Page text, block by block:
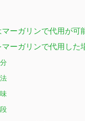
ーガリンで代用が可
ーガリンで代用した